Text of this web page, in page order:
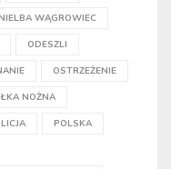
WĄGROWIEC
ODESZLI
OSTRZEŻENIE
NOŻNA
POLSKA